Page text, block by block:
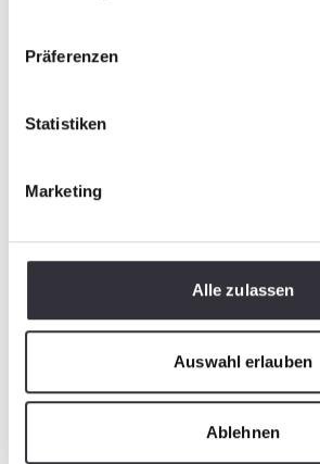
Präferenzen
Statistiken
Marketing
Alle zulassen
Auswahl erlauben
Ablehnen